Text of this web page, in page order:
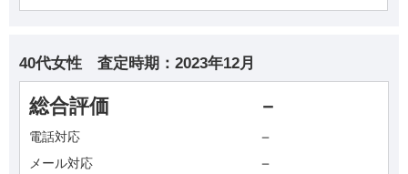
40代女性 査定時期： 2023年12月
総合評価 －
電話対応 －
メール対応 －